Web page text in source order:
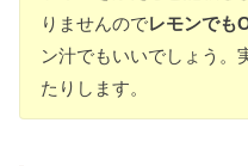
りませんのでレモンでも
ン汁でもいいでしょう。
たりします。